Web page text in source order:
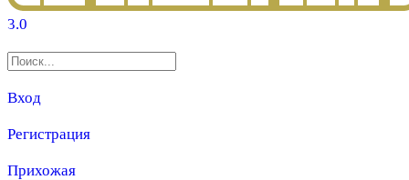
3.0
Вход
Регистрация
Прихожая